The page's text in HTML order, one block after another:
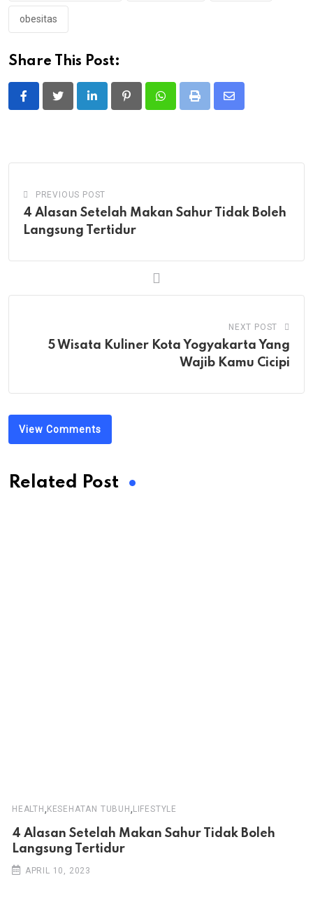
obesitas
Share This Post:
LinkedIn PinterestWhatsappPrint
Share
PREVIOUS POST
4 Alasan Setelah Makan Sahur Tidak Boleh
Langsung Tertidur
NEXT POST
5 Wisata Kuliner Kota Yogyakarta Yang
Wajib Kamu Cicipi
View Comments
Related Post
HEALTH , KESEHATAN TUBUH , LIFESTYLE
4 Alasan Setelah Makan Sahur Tidak Boleh
Langsung Tertidur
APRIL 10, 2023